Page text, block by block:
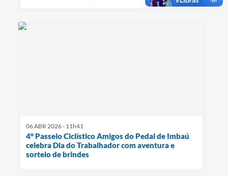
06 ABR 2026 - 11h41
4° Passeio Ciclístico Amigos do Pedal de Imbaú
celebra Dia do Trabalhador com aventura e
sorteio de brindes